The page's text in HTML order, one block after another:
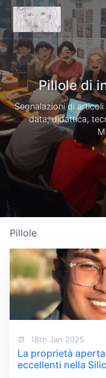
Pillole di
Segnalazioni di
data, didattica,
Pillole
18th Jan 2025
La proprietà
eccellenti nella